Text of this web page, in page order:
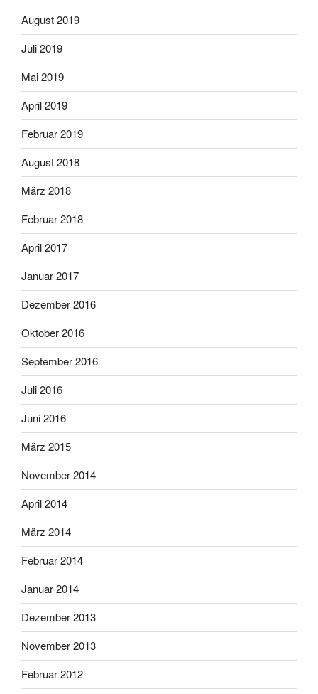
August 2019
Juli 2019
Mai 2019
April 2019
Februar 2019
August 2018
März 2018
Februar 2018
April 2017
Januar 2017
Dezember 2016
Oktober 2016
September 2016
Juli 2016
Juni 2016
März 2015
November 2014
April 2014
März 2014
Februar 2014
Januar 2014
Dezember 2013
November 2013
Februar 2012